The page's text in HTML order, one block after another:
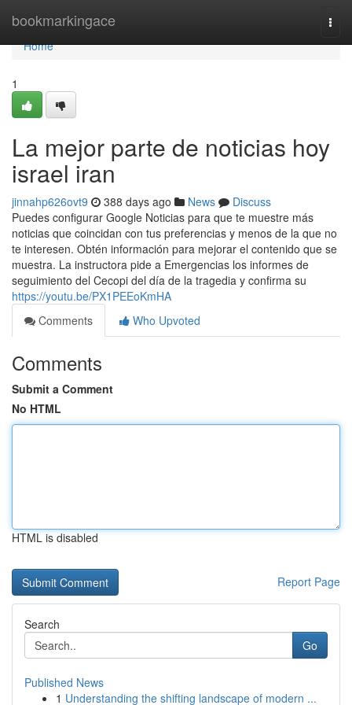
bookmarkingace
Home
Home
1
La mejor parte de noticias hoy
israel iran
jinnahp626ovt9 388 days ago News
Discuss
Puedes configurar Google Noticias para que te muestre más
noticias que coincidan con tus preferencias y menos de la que no
te interesen. Obtén información para mejorar el contenido que se
muestra. La instructora pide a Emergencias los informes de
seguimiento del Cecopi del día de la tragedia y confirma su
https://youtu.be/PX1PEEoKmHA
Comments
Who Upvoted
Comments
Submit a Comment
No HTML
HTML is disabled
Report Page
Search
Go
Published News
1 Understanding the shifting landscape of modern ...